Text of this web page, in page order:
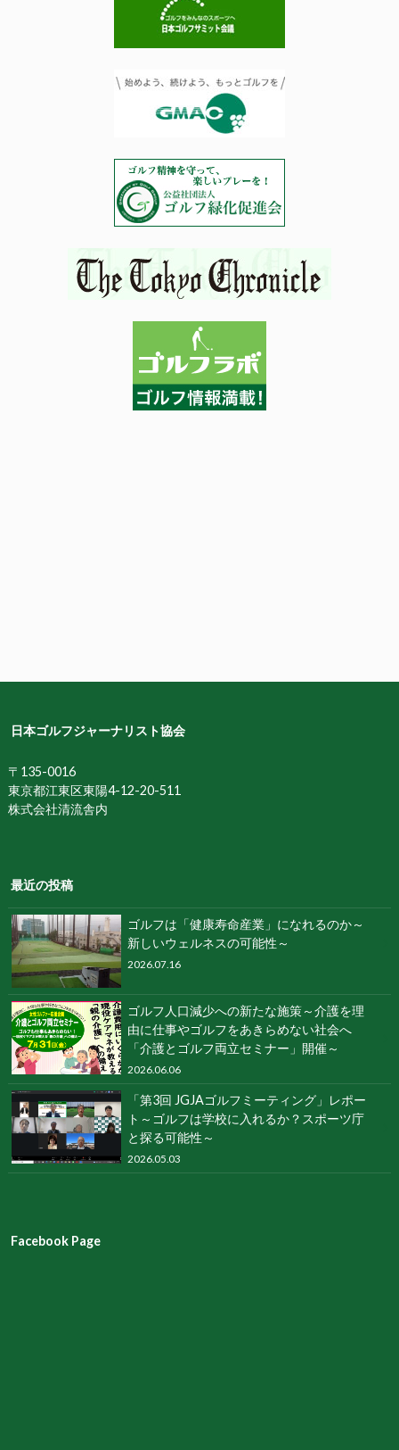
日本ゴルフジャーナリスト協会
〒135-0016
東京都江東区東陽4-12-20-511
株式会社清流舎内
最近の投稿
ゴルフは「健康寿命産業」になれるのか～
新しいウェルネスの可能性～
2026.07.16
ゴルフ人口減少への新たな施策～介護を理
由に仕事やゴルフをあきらめない社会へ
「介護とゴルフ両立セミナー」開催～
2026.06.06
「第3回 JGJAゴルフミーティング」レポー
ト～ゴルフは学校に入れるか？スポーツ庁
と探る可能性～
2026.05.03
Facebook Page